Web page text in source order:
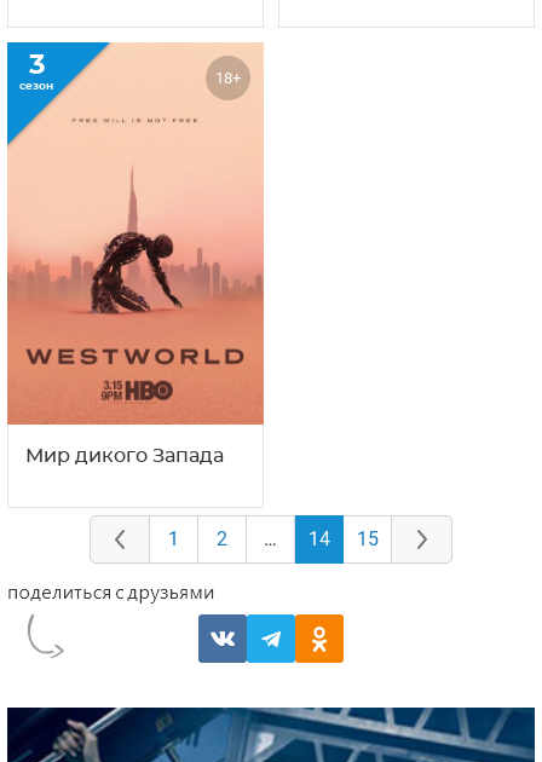
3
сезон 18+
Мир дикого Запада
1 2 … 14 15